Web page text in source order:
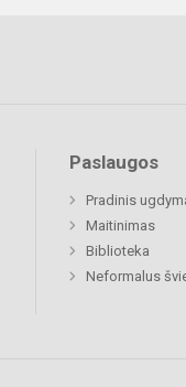
Paslaugos
Pradinis
Maitinimas
Biblioteka
Neformalus